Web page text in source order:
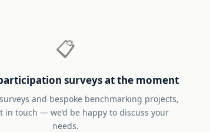
📋
surveys at the moment
and bespoke benchmarking projects,
in touch — we’d be happy to discuss your
needs.